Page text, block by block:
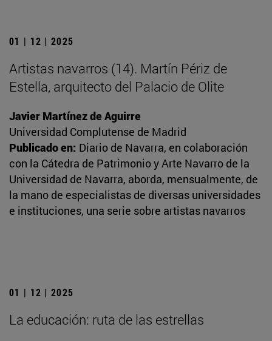
01 | 12 | 2025
Artistas navarros (14). Martín Périz de
Estella, arquitecto del Palacio de Olite
Javier Martínez de Aguirre
Universidad Complutense de Madrid
Publicado en: Diario de Navarra, en colaboración
con la Cátedra de Patrimonio y Arte Navarro de la
Universidad de Navarra, aborda, mensualmente, de
la mano de especialistas de diversas universidades
e instituciones, una serie sobre artistas navarros
01 | 12 | 2025
La educación: ruta de las estrellas